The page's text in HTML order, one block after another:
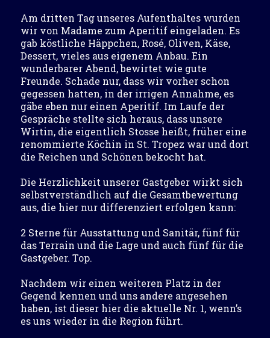
Am dritten Tag unseres Aufenthaltes wurden
wir von Madame zum Aperitif eingeladen. Es
gab köstliche Häppchen, Rosé, Oliven, Käse,
Dessert, vieles aus eigenem Anbau. Ein
wunderbarer Abend, bewirtet wie gute
Freunde. Schade nur, dass wir vorher schon
gegessen hatten, in der irrigen Annahme, es
gäbe eben nur einen Aperitif. Im Laufe der
Gespräche stellte sich heraus, dass unsere
Wirtin, die eigentlich Stosse heißt, früher eine
renommierte Köchin in St. Tropez war und dort
die Reichen und Schönen bekocht hat.
Die Herzlichkeit unserer Gastgeber wirkt sich
selbstverständlich auf die Gesamtbewertung
aus, die hier nur differenziert erfolgen kann:
2 Sterne für Ausstattung und Sanitär, fünf für
das Terrain und die Lage und auch fünf für die
Gastgeber. Top.
Nachdem wir einen weiteren Platz in der
Gegend kennen und uns andere angesehen
haben, ist dieser hier die aktuelle Nr. 1, wenn’s
es uns wieder in die Region führt.